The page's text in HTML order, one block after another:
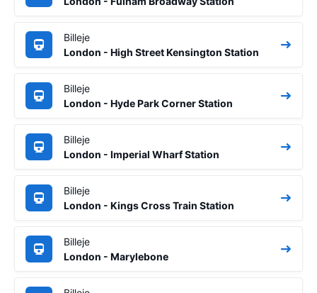
Billeje
London - High Street Kensington Station
Billeje
London - Hyde Park Corner Station
Billeje
London - Imperial Wharf Station
Billeje
London - Kings Cross Train Station
Billeje
London - Marylebone